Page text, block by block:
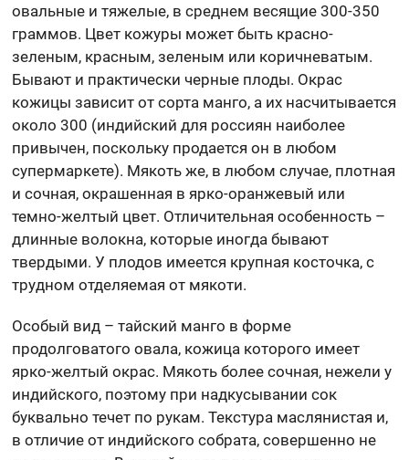
овальные и тяжелые, в среднем весящие 300-350
граммов. Цвет кожуры может быть красно-
зеленым, красным, зеленым или коричневатым.
Бывают и практически черные плоды. Окрас
кожицы зависит от сорта манго, а их насчитывается
около 300 (индийский для россиян наиболее
привычен, поскольку продается он в любом
супермаркете). Мякоть же, в любом случае, плотная
и сочная, окрашенная в ярко-оранжевый или
темно-желтый цвет. Отличительная особенность –
длинные волокна, которые иногда бывают
твердыми. У плодов имеется крупная косточка, с
трудном отделяемая от мякоти.
Особый вид – тайский манго в форме
продолговатого овала, кожица которого имеет
ярко-желтый окрас. Мякоть более сочная, нежели у
индийского, поэтому при надкусывании сок
буквально течет по рукам. Текстура маслянистая и,
в отличие от индийского собрата, совершенно не